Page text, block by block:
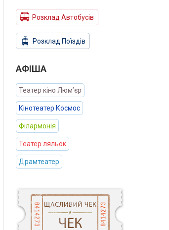
Розклад Автобусів
Розклад Поїздів
АФIША
Театер кіно Люм’єр
Кінотеатер Космос
Філармонія
Театер ляльок
Драмтеатер